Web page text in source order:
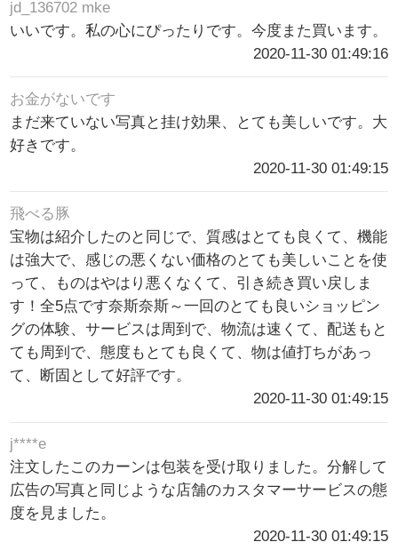
jd_136702 mke
いいです。私の心にぴったりです。今度また買います。
2020-11-30 01:49:16
お金がないです
まだ来ていない写真と挂け効果、とても美しいです。大
好きです。
2020-11-30 01:49:15
飛べる豚
宝物は紹介したのと同じで、質感はとても良くて、機能
は強大で、感じの悪くない価格のとても美しいことを使
って、ものはやはり悪くなくて、引き続き買い戻しま
す！全5点です奈斯奈斯～一回のとても良いショッピン
グの体験、サービスは周到で、物流は速くて、配送もと
ても周到で、態度もとても良くて、物は値打ちがあっ
て、断固として好評です。
2020-11-30 01:49:15
j****e
注文したこのカーンは包装を受け取りました。分解して
広告の写真と同じような店舗のカスタマーサービスの態
度を見ました。
2020-11-30 01:49:15